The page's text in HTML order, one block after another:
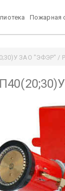
Пожарная
ЗАО "ЭФЭР" /